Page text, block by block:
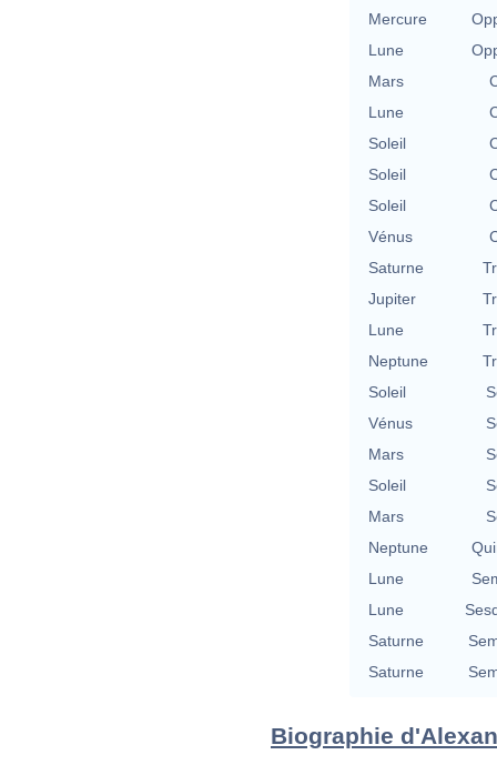
Mercure
Lune
Mars
Lune
Soleil
Soleil
Soleil
Vénus
Saturne
Jupiter
Lune
Neptune
Soleil
Vénus
Mars
Soleil
Mars
Neptune
Lune
Lune
Saturne
Saturne
Biographie